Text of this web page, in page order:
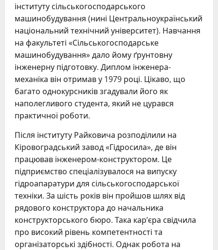
інституту сільськогосподарського
машинобудування (нині Центральноукраїнський
національний технічний університет). Навчання
на факультеті «Сільськогосподарське
машинобудування» дало йому ґрунтовну
інженерну підготовку. Диплом інженера-
механіка він отримав у 1979 році. Цікаво, що
багато однокурсників згадували його як
наполегливого студента, який не цурався
практичної роботи.
Після інституту Райковича розподілили на
Кіровоградський завод «Гідросила», де він
працював інженером-конструктором. Це
підприємство спеціалізувалося на випуску
гідроапаратури для сільськогосподарської
техніки. За шість років він пройшов шлях від
рядового конструктора до начальника
конструкторського бюро. Така кар’єра свідчила
про високий рівень компетентності та
організаторські здібності. Однак робота на